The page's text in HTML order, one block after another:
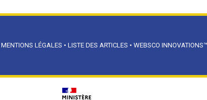
MENTIONS LÉGALES • LISTE DES ARTICLES • WEBSCO INNOVATIONS™